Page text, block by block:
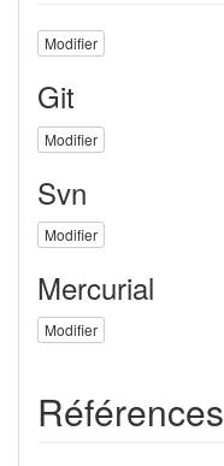
Modifier
Git
Modifier
Svn
Modifier
Mercurial
Modifier
Références